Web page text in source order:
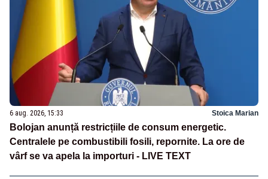
6 aug. 2026, 15:33 Stoica Marian
Bolojan anunță restricțiile de consum energetic.
Centralele pe combustibili fosili, repornite. La ore de
vârf se va apela la importuri - LIVE TEXT